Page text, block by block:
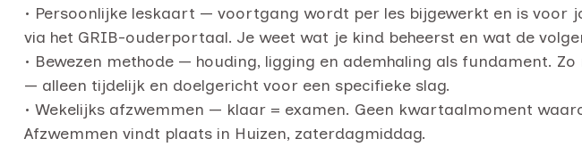
• Persoonlijke leskaart — voortgang wordt per les bijgewerkt en is voor
via het GRIB-ouderportaal. Je weet wat je kind beheerst en wat de
• Bewezen methode — houding, ligging en ademhaling als fundament.
— alleen tijdelijk en doelgericht voor een specifieke slag.
• Wekelijks afzwemmen — klaar = examen. Geen kwartaalmoment
Afzwemmen vindt plaats in Huizen, zaterdagmiddag.